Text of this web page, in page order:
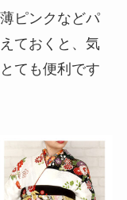
ピンクなどパ
ておくと、気
ても便利です